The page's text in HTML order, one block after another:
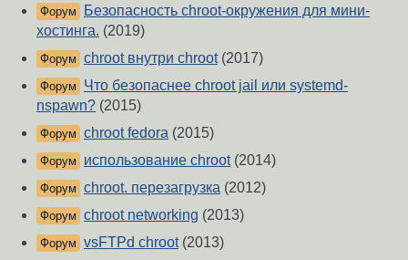
Форум
Безопасность chroot-окружения для мини-
хостинга. (2019)
Форум chroot внутри chroot(2017)
Форум
Что безопаснее chroot jail или systemd-
nspawn? (2015)
Форум chroot fedora (2015)
Форум использование chroot(2014)
Форум chroot. перезагрузка (2012)
Форум chroot networking (2013)
Форум vsFTPd chroot(2013)